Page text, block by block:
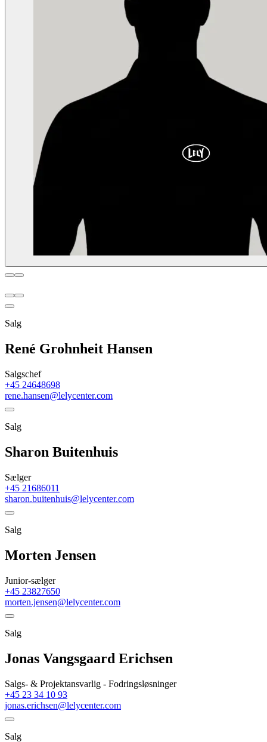
Salg
René Grohnheit Hansen
Salgschef
+45 24648698
rene.hansen@lelycenter.com
Salg
Sharon Buitenhuis
Sælger
+45 21686011
sharon.buitenhuis@lelycenter.com
Salg
Morten Jensen
Junior-sælger
+45 23827650
morten.jensen@lelycenter.com
Salg
Jonas Vangsgaard Erichsen
Salgs- & Projektansvarlig - Fodringsløsninger
+45 23 34 10 93
jonas.erichsen@lelycenter.com
Salg